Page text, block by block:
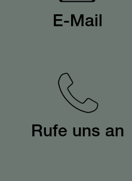
E-Mail
Rufe uns an